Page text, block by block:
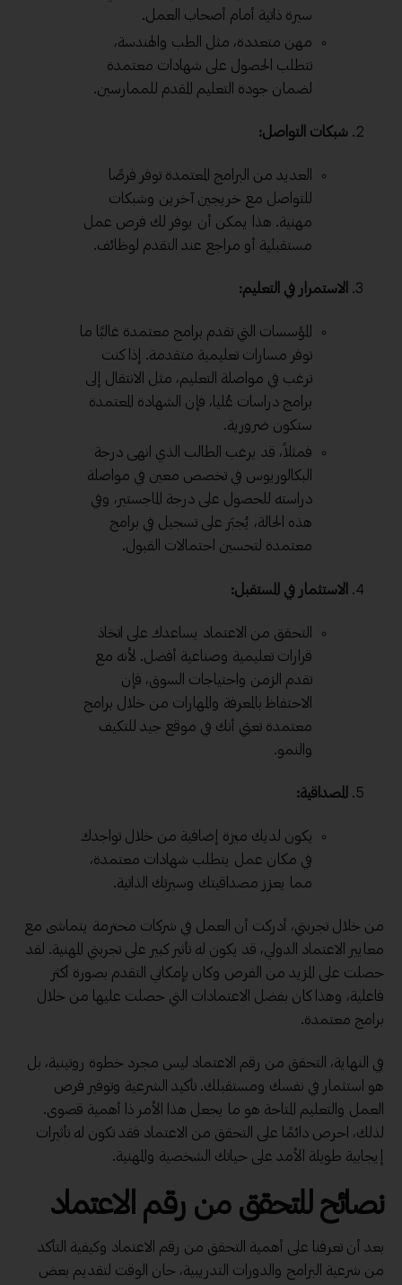
سيرة ذاتية أمام أصحاب العمل.
مهن متعددة، مثل الطب والهندسة،
تتطلب الحصول على شهادات معتمدة
لضمان جودة التعليم المقدم للممارسين.
شبكات التواصل:
العديد من البرامج المعتمدة توفر فرصًا
للتواصل مع خريجين آخرين وشبكات
مهنية. هذا يمكن أن يوفر لك فرص عمل
مستقبلية أو مراجع عند التقدم لوظائف.
الاستمرار في التعليم:
المؤسسات التي تقدم برامج معتمدة غالبًا ما
توفر مسارات تعليمية متقدمة. إذا كنت
ترغب في مواصلة التعليم، مثل الانتقال إلى
برامج دراسات عُليا، فإن الشهادة المعتمدة
ستكون ضرورية.
فمثلاً، قد يرغب الطالب الذي انهى درجة
البكالوريوس في تخصص معين في مواصلة
دراسته للحصول على درجة الماجستير، وفي
هذه الحالة، يُجبَر على تسجيل في برامج
معتمدة لتحسين احتمالات القبول.
الاستثمار في المستقبل:
التحقق من الاعتماد يساعدك على اتخاذ
قرارات تعليمية وصناعية أفضل. لأنه مع
تقدم الزمن واحتياجات السوق، فإن
الاحتفاظ بالمعرفة والمهارات من خلال برامج
معتمدة تعني أنك في موقع جيد للتكيف
والنمو.
المصداقية:
يكون لديك ميزة إضافية من خلال تواجدك
في مكان عمل يتطلب شهادات معتمدة،
مما يعزز مصداقيتك وسيرتك الذاتية.
من خلال تجربتي، أدركت أن العمل في شركات محترمة يتماشى مع
معايير الاعتماد الدولي، قد يكون له تأثير كبير على تجربتي المهنية. لقد
حصلت على المزيد من الفرص وكان بإمكاني التقدم بصورة أكثر
فاعلية، وهذا كان بفضل الاعتمادات التي حصلت عليها من خلال
برامج معتمدة.
في النهاية، التحقق من رقم الاعتماد ليس مجرد خطوة روتينية، بل
هو استثمار في نفسك ومستقبلك. تأكيد الشرعية وتوفير فرص
العمل والتعليم المتاحة هو ما يجعل هذا الأمر ذا أهمية قصوى.
لذلك، احرص دائمًا على التحقق من الاعتماد فقد تكون له تأثيرات
إيجابية طويلة الأمد على حياتك الشخصية والمهنية.
نصائح للتحقق من رقم الاعتماد
بعد أن تعرفنا على أهمية التحقق من رقم الاعتماد وكيفية التأكد
من شرعية البرامج والدورات التدريبية، حان الوقت لتقديم بعض